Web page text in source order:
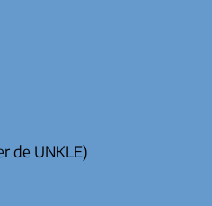
de UNKLE)